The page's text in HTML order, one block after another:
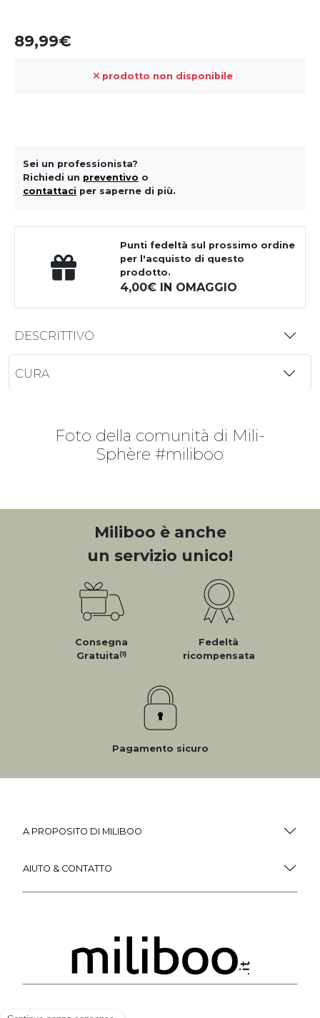
89,99
prodotto non disponibile
Sei un professionista?
Richiedi un preventivo o
contattaci per saperne di più.
Punti fedeltà sul prossimo ordine
per l'acquisto di questo
prodotto.
4,00 IN OMAGGIO
DESCRITTIVO
CURA
Foto della comunità di Mili-
Sphère #miliboo
Miliboo è anche
un servizio unico!
Consegna
Gratuita(1)
Fedeltà
ricompensata
Pagamento sicuro
A PROPOSITO DI MILIBOO
AIUTO & CONTATTO